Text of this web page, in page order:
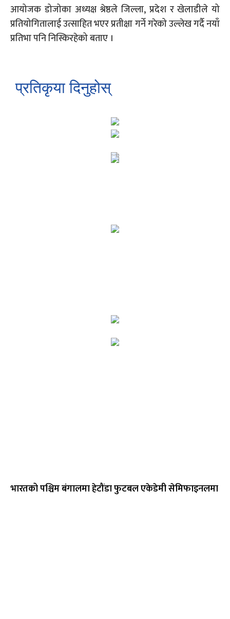
आयोजक डोजोका अध्यक्ष श्रेष्ठले जिल्ला, प्रदेश र खेलाडीले यो
प्रतियोगितालाई उत्साहित भएर प्रतीक्षा गर्ने गरेको उल्लेख गर्दै नयाँ
प्रतिभा पनि निस्किरहेको बताए ।
प्रतिकृया दिनुहोस्
भारतको पश्चिम बंगालमा हेटौंडा फुटबल एकेडेमी सेमिफाइनलमा